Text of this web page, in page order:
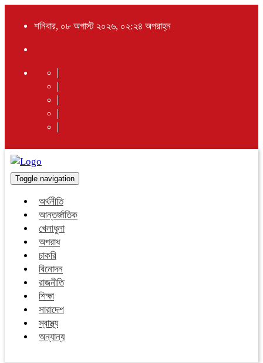
শনিবার, ০৮ অগাস্ট ২০২৬, ০২:২৪ অপরাহ্ন
Toggle navigation
অর্থনীতি
আন্তর্জাতিক
খেলাধুলা
অপরাধ
চাকরি
বিনোদন
রাজনীতি
শিক্ষা
সারাদেশ
স্বাস্থ্য
অন্যান্য